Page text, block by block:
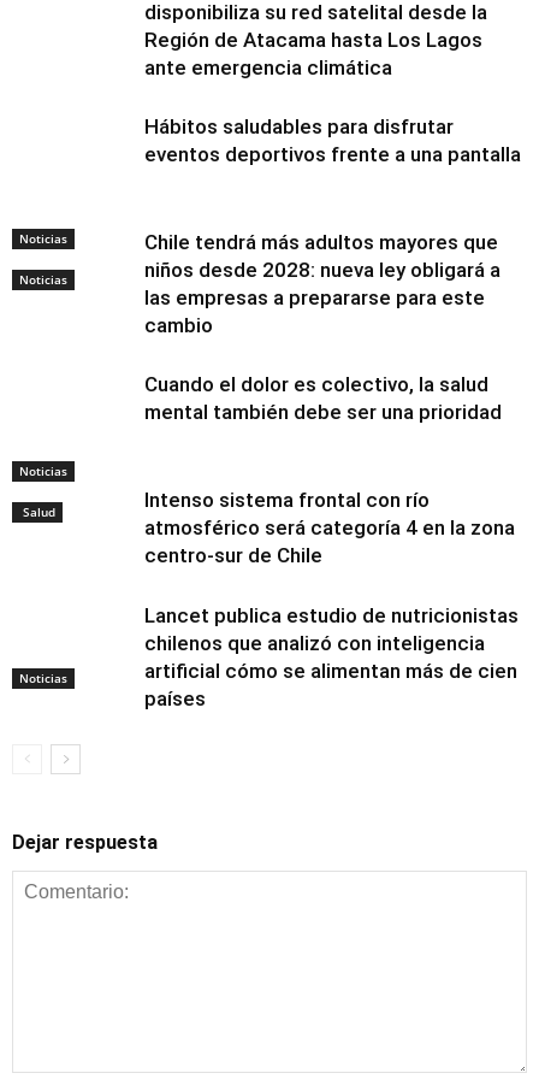
Noticias
disponibiliza su red satelital desde la
Región de Atacama hasta Los Lagos
ante emergencia climática
Noticias
Hábitos saludables para disfrutar
eventos deportivos frente a una pantalla
Noticias
Chile tendrá más adultos mayores que
niños desde 2028: nueva ley obligará a
las empresas a prepararse para este
cambio
Salud
Cuando el dolor es colectivo, la salud
mental también debe ser una prioridad
Noticias
Intenso sistema frontal con río
atmosférico será categoría 4 en la zona
centro-sur de Chile
Alimentación y
nutrición
Lancet publica estudio de nutricionistas
chilenos que analizó con inteligencia
artificial cómo se alimentan más de cien
países
Dejar respuesta